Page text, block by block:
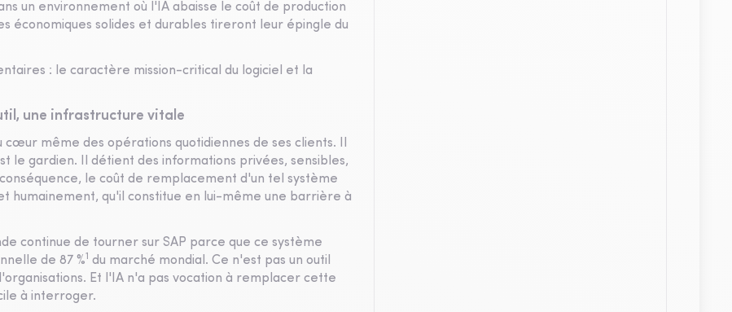
un environnement où l'IA abaisse le coût de production
économiques solides et durables tireront leur épingle du
: le caractère mission-critical du logiciel et la
une infrastructure vitale
même des opérations quotidiennes de ses clients. Il
le gardien. Il détient des informations privées, sensibles,
le coût de remplacement d'un tel système
qu'il constitue en lui-même une barrière à
continue de tourner sur SAP parce que ce système
de 87 %1 du marché mondial. Ce n'est pas un outil
Et l'IA n'a pas vocation à remplacer cette
à interroger.